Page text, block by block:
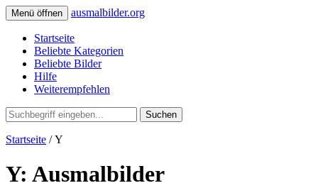
Menü öffnen ausmalbilder.org
Startseite
Beliebte Kategorien
Beliebte Bilder
Hilfe
Weiterempfehlen
Suchen
Startseite / Y
Y: Ausmalbilder